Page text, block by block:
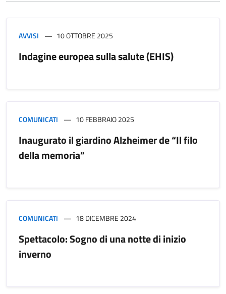
AVVISI 10 OTTOBRE 2025
Indagine europea sulla salute (EHIS)
COMUNICATI 10 FEBBRAIO 2025
Inaugurato il giardino Alzheimer de “Il filo
della memoria”
COMUNICATI 18 DICEMBRE 2024
Spettacolo: Sogno di una notte di inizio
inverno